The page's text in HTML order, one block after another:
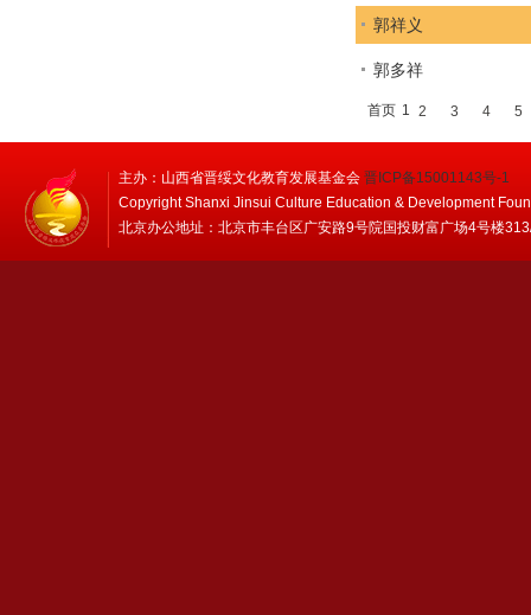
郭祥义
郭多祥
首页 1 2 3 4 5
主办：山西省晋绥文化教育发展基金会 晋ICP备15001143号-1
Copyright Shanxi Jinsui Culture Education & Development
北京办公地址：北京市丰台区广安路9号院国投财富广场4号楼